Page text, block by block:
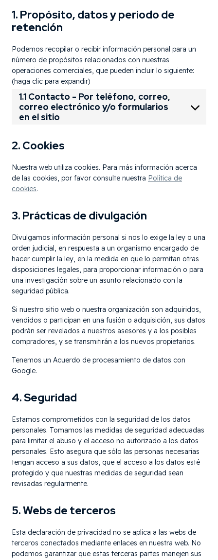
1. Propósito, datos y periodo de
retención
Podemos recopilar o recibir información personal para un
número de propósitos relacionados con nuestras
operaciones comerciales, que pueden incluir lo siguiente:
(haga clic para expandir)
1.1 Contacto - Por teléfono, correo,
correo electrónico y/o formularios
en el sitio
2. Cookies
Nuestra web utiliza cookies. Para más información acerca
de las cookies, por favor consulte nuestra Política de
cookies.
3. Prácticas de divulgación
Divulgamos información personal si nos lo exige la ley o una
orden judicial, en respuesta a un organismo encargado de
hacer cumplir la ley, en la medida en que lo permitan otras
disposiciones legales, para proporcionar información o para
una investigación sobre un asunto relacionado con la
seguridad pública.
Si nuestro sitio web o nuestra organización son adquiridos,
vendidos o participan en una fusión o adquisición, sus datos
podrán ser revelados a nuestros asesores y a los posibles
compradores, y se transmitirán a los nuevos propietarios.
Tenemos un Acuerdo de procesamiento de datos con
Google.
4. Seguridad
Estamos comprometidos con la seguridad de los datos
personales. Tomamos las medidas de seguridad adecuadas
para limitar el abuso y el acceso no autorizado a los datos
personales. Esto asegura que sólo las personas necesarias
tengan acceso a sus datos, que el acceso a los datos esté
protegido y que nuestras medidas de seguridad sean
revisadas regularmente.
5. Webs de terceros
Esta declaración de privacidad no se aplica a las webs de
terceros conectados mediante enlaces en nuestra web. No
podemos garantizar que estas terceras partes manejen sus